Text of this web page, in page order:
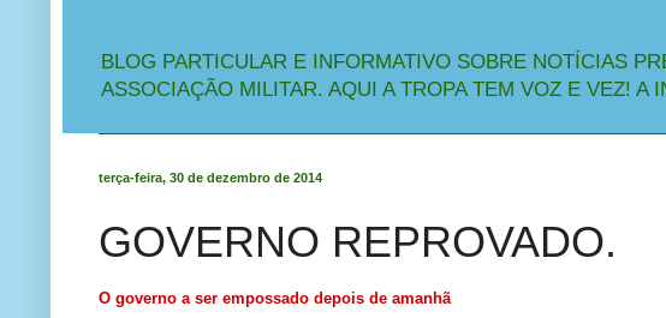
BLOG PARTICULAR E INFORMATIVO SOBRE NOTÍCIAS
ASSOCIAÇÃO MILITAR. AQUI A TROPA TEM VOZ E VEZ! A
terça-feira, 30 de dezembro de 2014
GOVERNO REPROVADO.
O governo a ser empossado depois de amanhã